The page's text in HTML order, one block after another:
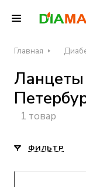
Главная
Ланцеты
1 товар
ФИЛЬТР